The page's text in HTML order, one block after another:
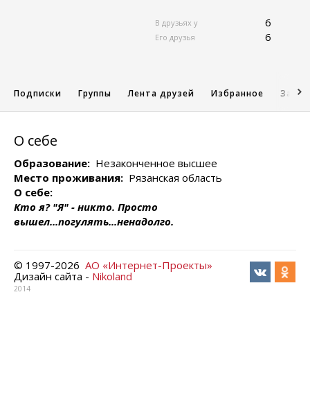
В друзьях у 6
Его друзья 6
Подписки Группы Лента друзей Избранное
О себе
Образование: Незаконченное высшее
Место проживания: Рязанская область
О себе:
Кто я? "Я" - никто. Просто
вышел...погулять...ненадолго.
© 1997-2026 АО «Интернет-Проекты»
Дизайн сайта - Nikoland
2014